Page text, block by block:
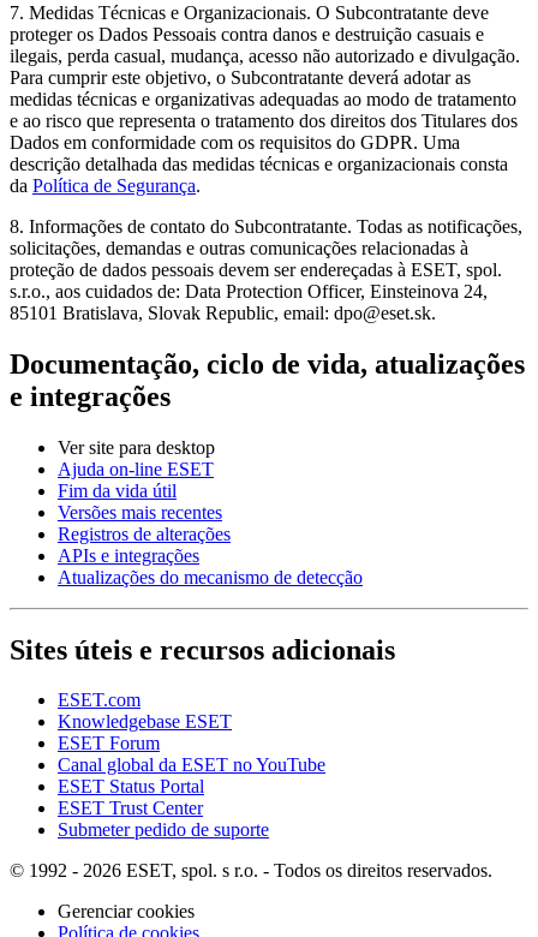
7. Medidas Técnicas e Organizacionais. O Subcontratante deve
proteger os Dados Pessoais contra danos e destruição casuais e
ilegais, perda casual, mudança, acesso não autorizado e divulgação.
Para cumprir este objetivo, o Subcontratante deverá adotar as
medidas técnicas e organizativas adequadas ao modo de tratamento
e ao risco que representa o tratamento dos direitos dos Titulares dos
Dados em conformidade com os requisitos do GDPR. Uma
descrição detalhada das medidas técnicas e organizacionais consta
da Política de Segurança.
8. Informações de contato do Subcontratante. Todas as notificações,
solicitações, demandas e outras comunicações relacionadas à
proteção de dados pessoais devem ser endereçadas à ESET, spol.
s.r.o., aos cuidados de: Data Protection Officer, Einsteinova 24,
85101 Bratislava, Slovak Republic, email: dpo@eset.sk.
Documentação, ciclo de vida, atualizações
e integrações
Ver site para desktop
Ajuda on-line ESET
Fim da vida útil
Versões mais recentes
Registros de alterações
APIs e integrações
Atualizações do mecanismo de detecção
Sites úteis e recursos adicionais
ESET.com
Knowledgebase ESET
ESET Forum
Canal global da ESET no YouTube
ESET Status Portal
ESET Trust Center
Submeter pedido de suporte
© 1992 - 2026 ESET, spol. s r.o. - Todos os direitos reservados.
Gerenciar cookies